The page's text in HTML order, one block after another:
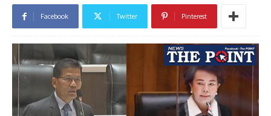
Facebook Twitter Pinterest